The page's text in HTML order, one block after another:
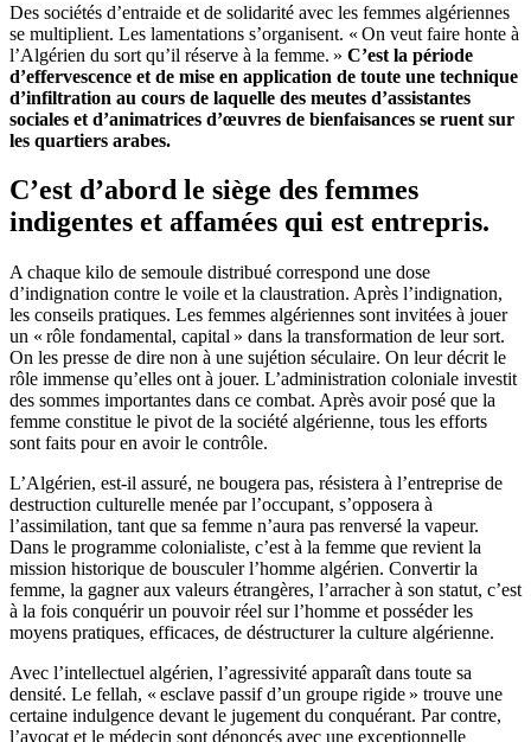
Des sociétés d’entraide et de solidarité avec les femmes algériennes
se multiplient. Les lamentations s’organisent. « On veut faire honte à
l’Algérien du sort qu’il réserve à la femme. » C’est la période
d’effervescence et de mise en application de toute une technique
d’infiltration au cours de laquelle des meutes d’assistantes
sociales et d’animatrices d’œuvres de bienfaisances se ruent sur
les quartiers arabes.
C’est d’abord le siège des femmes
indigentes et affamées qui est entrepris.
A chaque kilo de semoule distribué correspond une dose
d’indignation contre le voile et la claustration. Après l’indignation,
les conseils pratiques. Les femmes algériennes sont invitées à jouer
un « rôle fondamental, capital » dans la transformation de leur sort.
On les presse de dire non à une sujétion séculaire. On leur décrit le
rôle immense qu’elles ont à jouer. L’administration coloniale investit
des sommes importantes dans ce combat. Après avoir posé que la
femme constitue le pivot de la société algérienne, tous les efforts
sont faits pour en avoir le contrôle.
L’Algérien, est-il assuré, ne bougera pas, résistera à l’entreprise de
destruction culturelle menée par l’occupant, s’opposera à
l’assimilation, tant que sa femme n’aura pas renversé la vapeur.
Dans le programme colonialiste, c’est à la femme que revient la
mission historique de bousculer l’homme algérien. Convertir la
femme, la gagner aux valeurs étrangères, l’arracher à son statut, c’est
à la fois conquérir un pouvoir réel sur l’homme et posséder les
moyens pratiques, efficaces, de déstructurer la culture algérienne.
Avec l’intellectuel algérien, l’agressivité apparaît dans toute sa
densité. Le fellah, « esclave passif d’un groupe rigide » trouve une
certaine indulgence devant le jugement du conquérant. Par contre,
l’avocat et le médecin sont dénoncés avec une exceptionnelle